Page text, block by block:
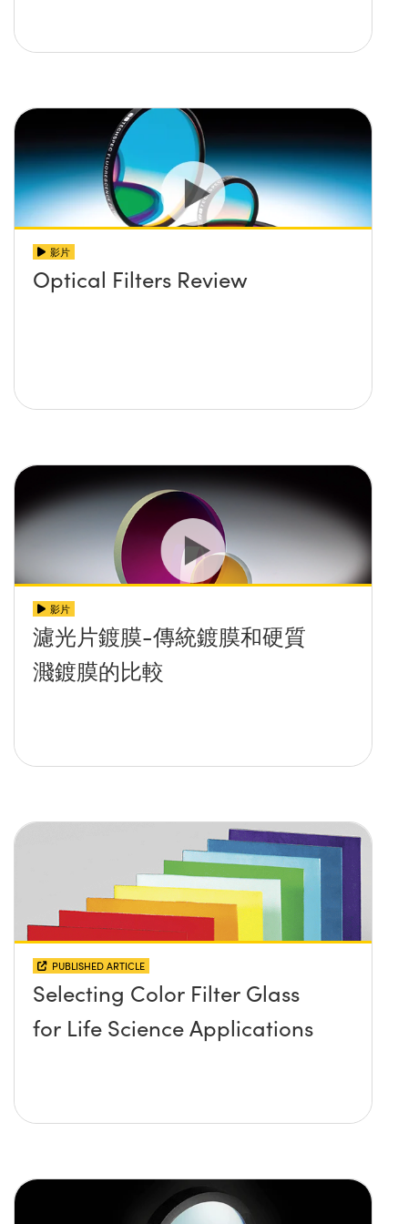
影片
Optical Filters Review
影片
濾光片鍍膜-傳統鍍膜和硬質
濺鍍膜的比較
PUBLISHED ARTICLE
Selecting Color Filter Glass
for Life Science Applications